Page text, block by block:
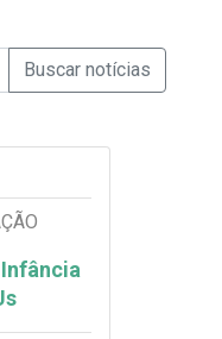
Notícias
Enviar a Busca de